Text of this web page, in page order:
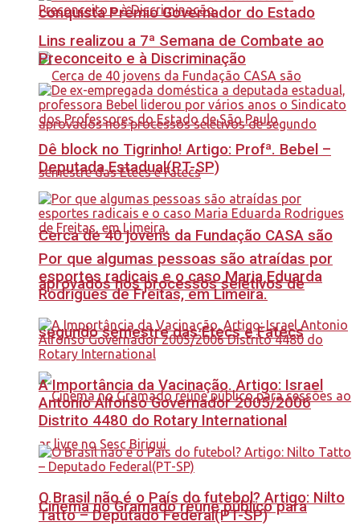
conquista Prêmio Governador do Estado
Cerca de 40 jovens da Fundação CASA são
aprovados nos processos seletivos de
segundo semestre das Etecs e Fatecs
Cinema no Gramado reúne público para
Lins realizou a 7ª Semana de Combate ao
Preconceito e à Discriminação
Dê block no Tigrinho! Artigo: Profª. Bebel –
Deputada Estadual(PT-SP)
Por que algumas pessoas são atraídas por
esportes radicais e o caso Maria Eduarda
Rodrigues de Freitas, em Limeira.
A Importância da Vacinação. Artigo: Israel
Antonio Alfonso Governador 2005/2006
Distrito 4480 do Rotary International
O Brasil não é o País do futebol? Artigo: Nilto
Tatto – Deputado Federal(PT-SP)